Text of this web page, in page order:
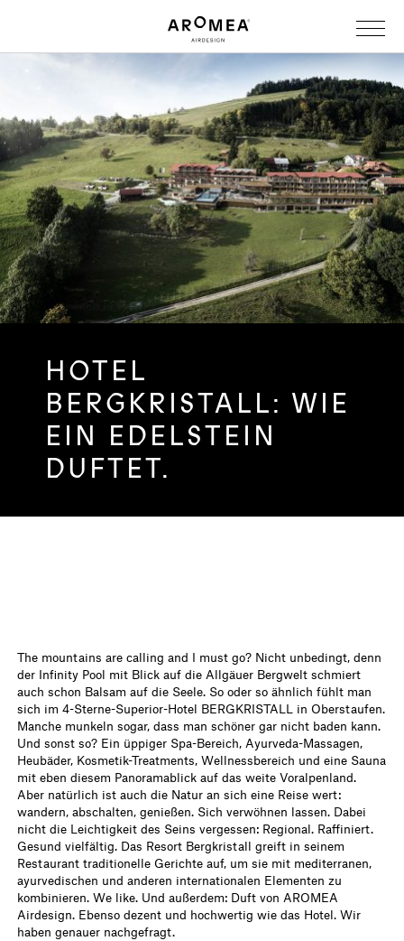
HOTEL
BERGKRISTALL: WIE
EIN EDELSTEIN
DUFTET.
The mountains are calling and I must go? Nicht unbedingt, denn
der Infinity Pool mit Blick auf die Allgäuer Bergwelt schmiert
auch schon Balsam auf die Seele. So oder so ähnlich fühlt man
sich im 4-Sterne-Superior-Hotel BERGKRISTALL in Oberstaufen.
Manche munkeln sogar, dass man schöner gar nicht baden kann.
Und sonst so? Ein üppiger Spa-Bereich, Ayurveda-Massagen,
Heubäder, Kosmetik-Treatments, Wellnessbereich und eine Sauna
mit eben diesem Panoramablick auf das weite Voralpenland.
Aber natürlich ist auch die Natur an sich eine Reise wert:
wandern, abschalten, genießen. Sich verwöhnen lassen. Dabei
nicht die Leichtigkeit des Seins vergessen: Regional. Raffiniert.
Gesund vielfältig. Das Resort Bergkristall greift in seinem
Restaurant traditionelle Gerichte auf, um sie mit mediterranen,
ayurvedischen und anderen internationalen Elementen zu
kombinieren. We like. Und außerdem: Duft von AROMEA
Airdesign. Ebenso dezent und hochwertig wie das Hotel. Wir
haben genauer nachgefragt.